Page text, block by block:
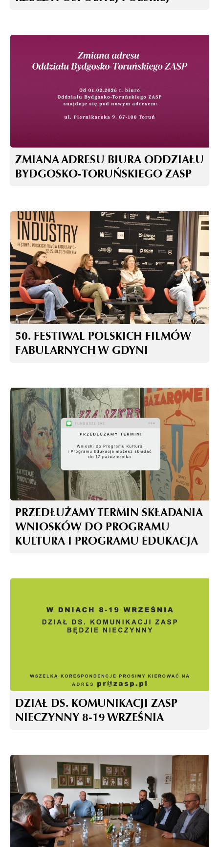
ZMIANA ADRESU BIURA ODDZIAŁU
BYDGOSKO-TORUŃSKIEGO ZASP
50. FESTIWAL POLSKICH FILMÓW
FABULARNYCH W GDYNI
PRZEDŁUŻAMY TERMIN SKŁADANIA
WNIOSKÓW DO PROGRAMU
KULTURA I PROGRAMU EDUKACJA
DZIAŁ DS. KOMUNIKACJI ZASP
NIECZYNNY 8-19 WRZEŚNIA